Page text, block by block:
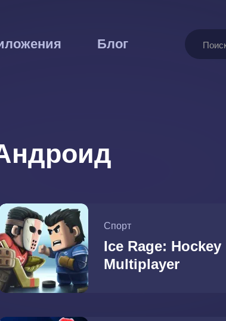
Блог Поиск
Спорт
Ice Rage: Hockey
Multiplayer